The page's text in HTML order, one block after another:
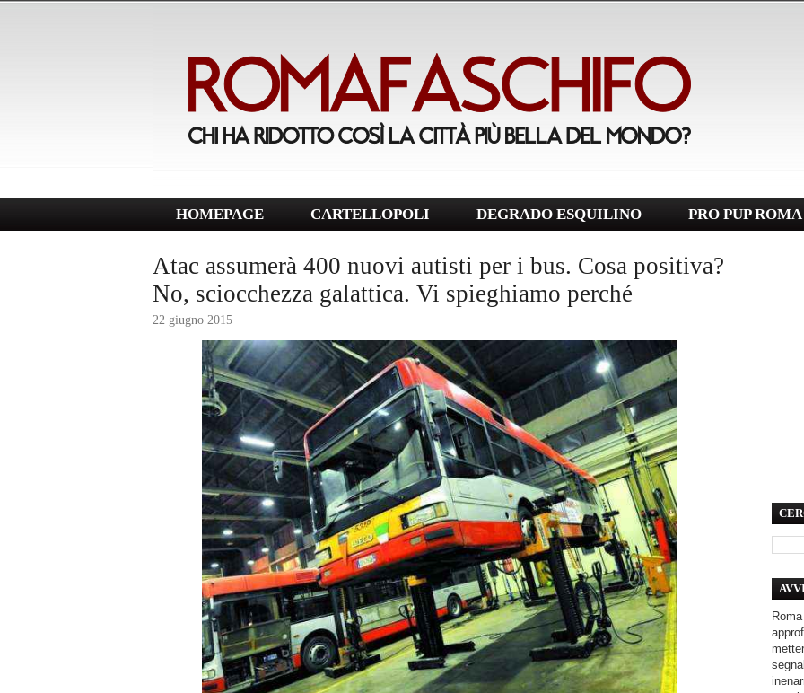
HOMEPAGE CARTELLOPOLI DEGRADO ESQUILINO PRO PUP ROMA
Atac assumerà 400 nuovi autisti per i bus. Cosa positiva?
No, sciocchezza galattica. Vi spieghiamo perché
22 giugno 2015